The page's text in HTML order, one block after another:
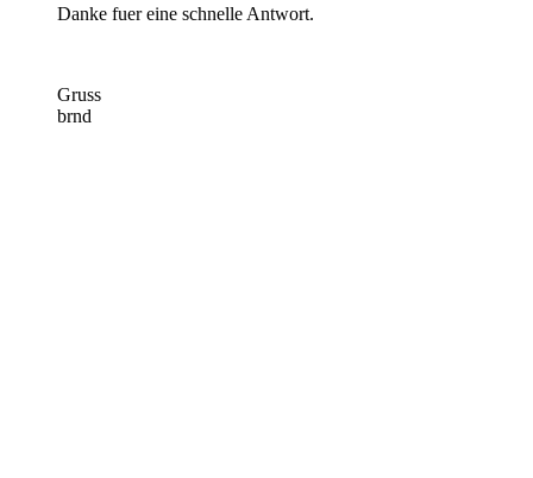
Danke fuer eine schnelle Antwort.
Gruss
brnd